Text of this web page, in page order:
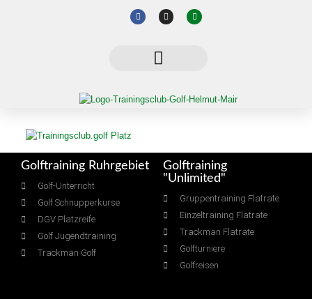
Golftraining Ruhrgebiet
Golf-Unterricht
Golf Schnupperkurse
DGV Platzreife
Golf Jugendtraining
Trackman Golf
Golftraining
"Unlimited"
Gruppentraining Flatrate
Einzeltraining Flatrate
Trackman Flatrate
Golfturniere
Golfreisen